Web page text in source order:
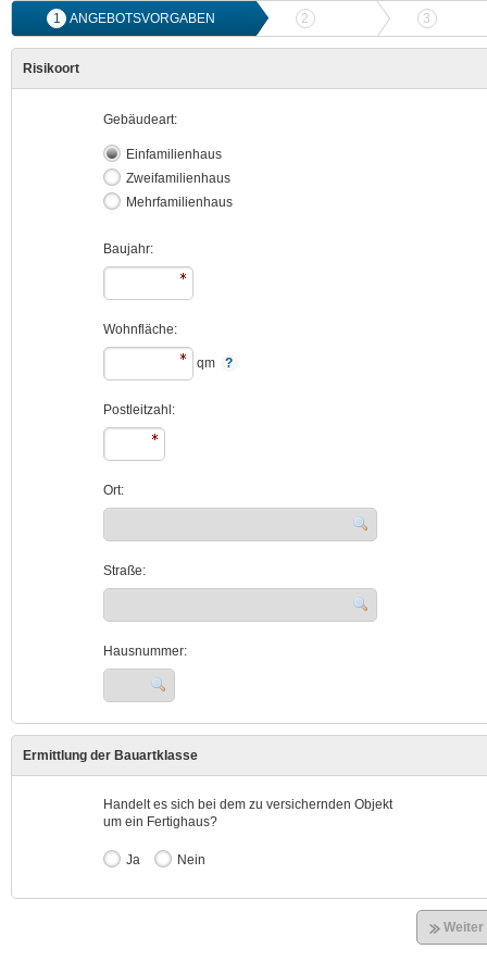
1 ANGEBOTSVORGABEN 2 ANGEBOTSVERGLEICH
3
Risikoort
Gebäudeart:
Einfamilienhaus
Zweifamilienhaus
Mehrfamilienhaus
Baujahr:
Wohnfläche:
qm
Postleitzahl:
Ort:
Straße:
Hausnummer:
Ermittlung der Bauartklasse
Handelt es sich bei dem zu versichernden Objekt
um ein Fertighaus?
Ja Nein
Weiter